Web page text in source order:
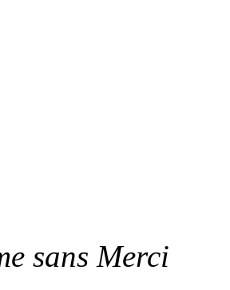
sans Merci